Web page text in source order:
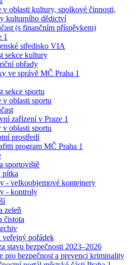
v oblasti kultury, spolkové činnosti,
kulturního dědictví
(s finančním příspěvkem)
1
středisko VIA
sekce kultury
obřady
ve správě MČ Praha 1
sekce sportu
v oblasti sportu
zařízení v Praze 1
v oblasti sportu
prostředí
program MČ Praha 1
sportoviště
pítka
- velkoobjemové kontejnery
- kontroly
zeleň
čistota
veřejný pořádek
stavu bezpečnosti 2023–2026
pro bezpečnost a prevenci kriminality